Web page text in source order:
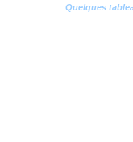
Quelques